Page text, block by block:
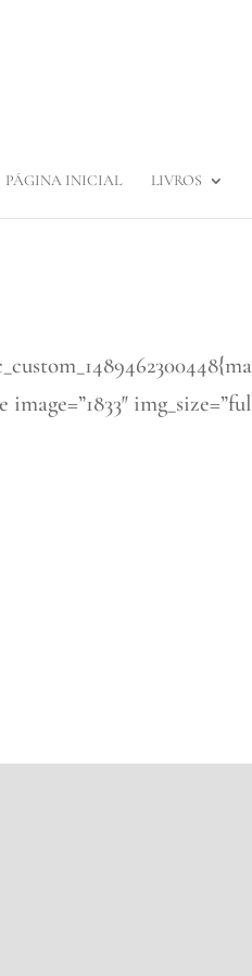
PÁGINA INICIAL LIVROS
image=”1833″